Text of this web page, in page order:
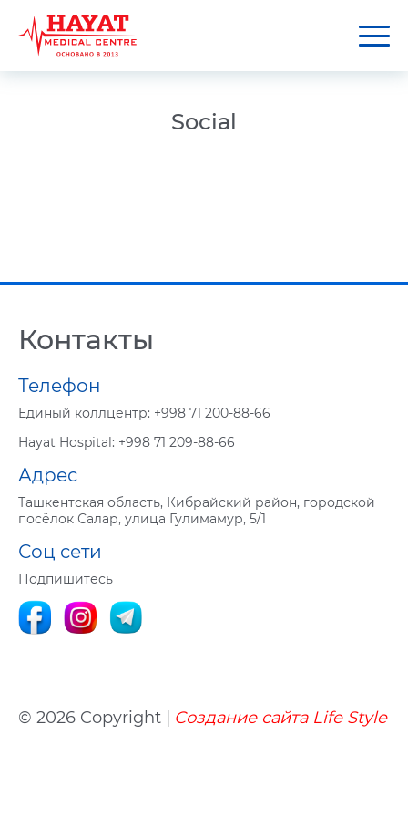
Social
Контакты
Телефон
Eдиный коллцентр: +998 71 200-88-66
Hayat Hospital: +998 71 209-88-66
Адрес
Ташкентская область, Кибрайский район, городской
посёлок Салар, улица Гулимамур, 5/1
Соц сети
Подпишитесь
© 2026 Copyright | Создание сайта Life Style